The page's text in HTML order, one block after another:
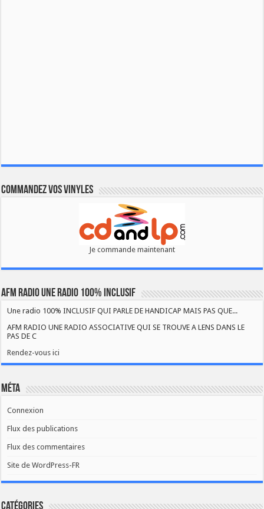
Commandez vos vinyles
Je commande maintenant
AFM RADIO UNE RADIO 100% INCLUSIF
Une radio 100% INCLUSIF QUI PARLE DE HANDICAP MAIS PAS QUE...
AFM RADIO UNE RADIO ASSOCIATIVE QUI SE TROUVE A LENS DANS LE
PAS DE C
Rendez-vous ici
Méta
Connexion
Flux des publications
Flux des commentaires
Site de WordPress-FR
Catégories